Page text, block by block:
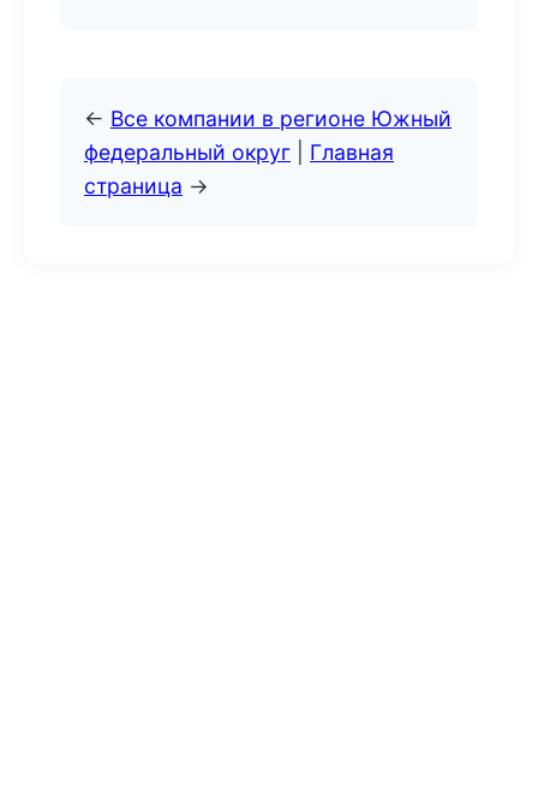
← Все компании в регионе Южный
федеральный округ
Главная
страница →